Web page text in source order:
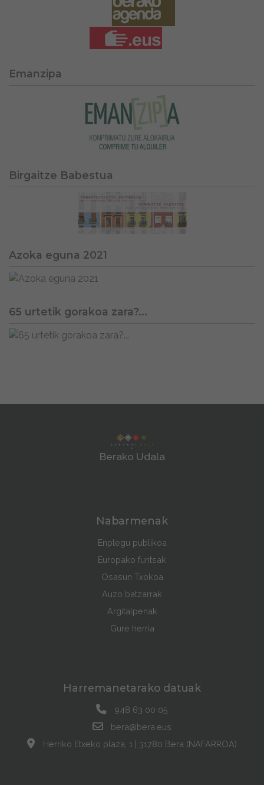
Emanzipa
Birgaitze Babestua
Azoka eguna 2021
65 urtetik gorakoa zara?...
Berako Udala
Nabarmenak
Enplegu publikoa
Europako funtsak
Osasun Txokoa
Auzo batzarrak
Argitalpenak
Gure herria
Harremanetarako datuak
948 63 00 05
bera@bera.eus
Herriko Etxeko plaza, 1 | 31780 Bera (NAFARROA)